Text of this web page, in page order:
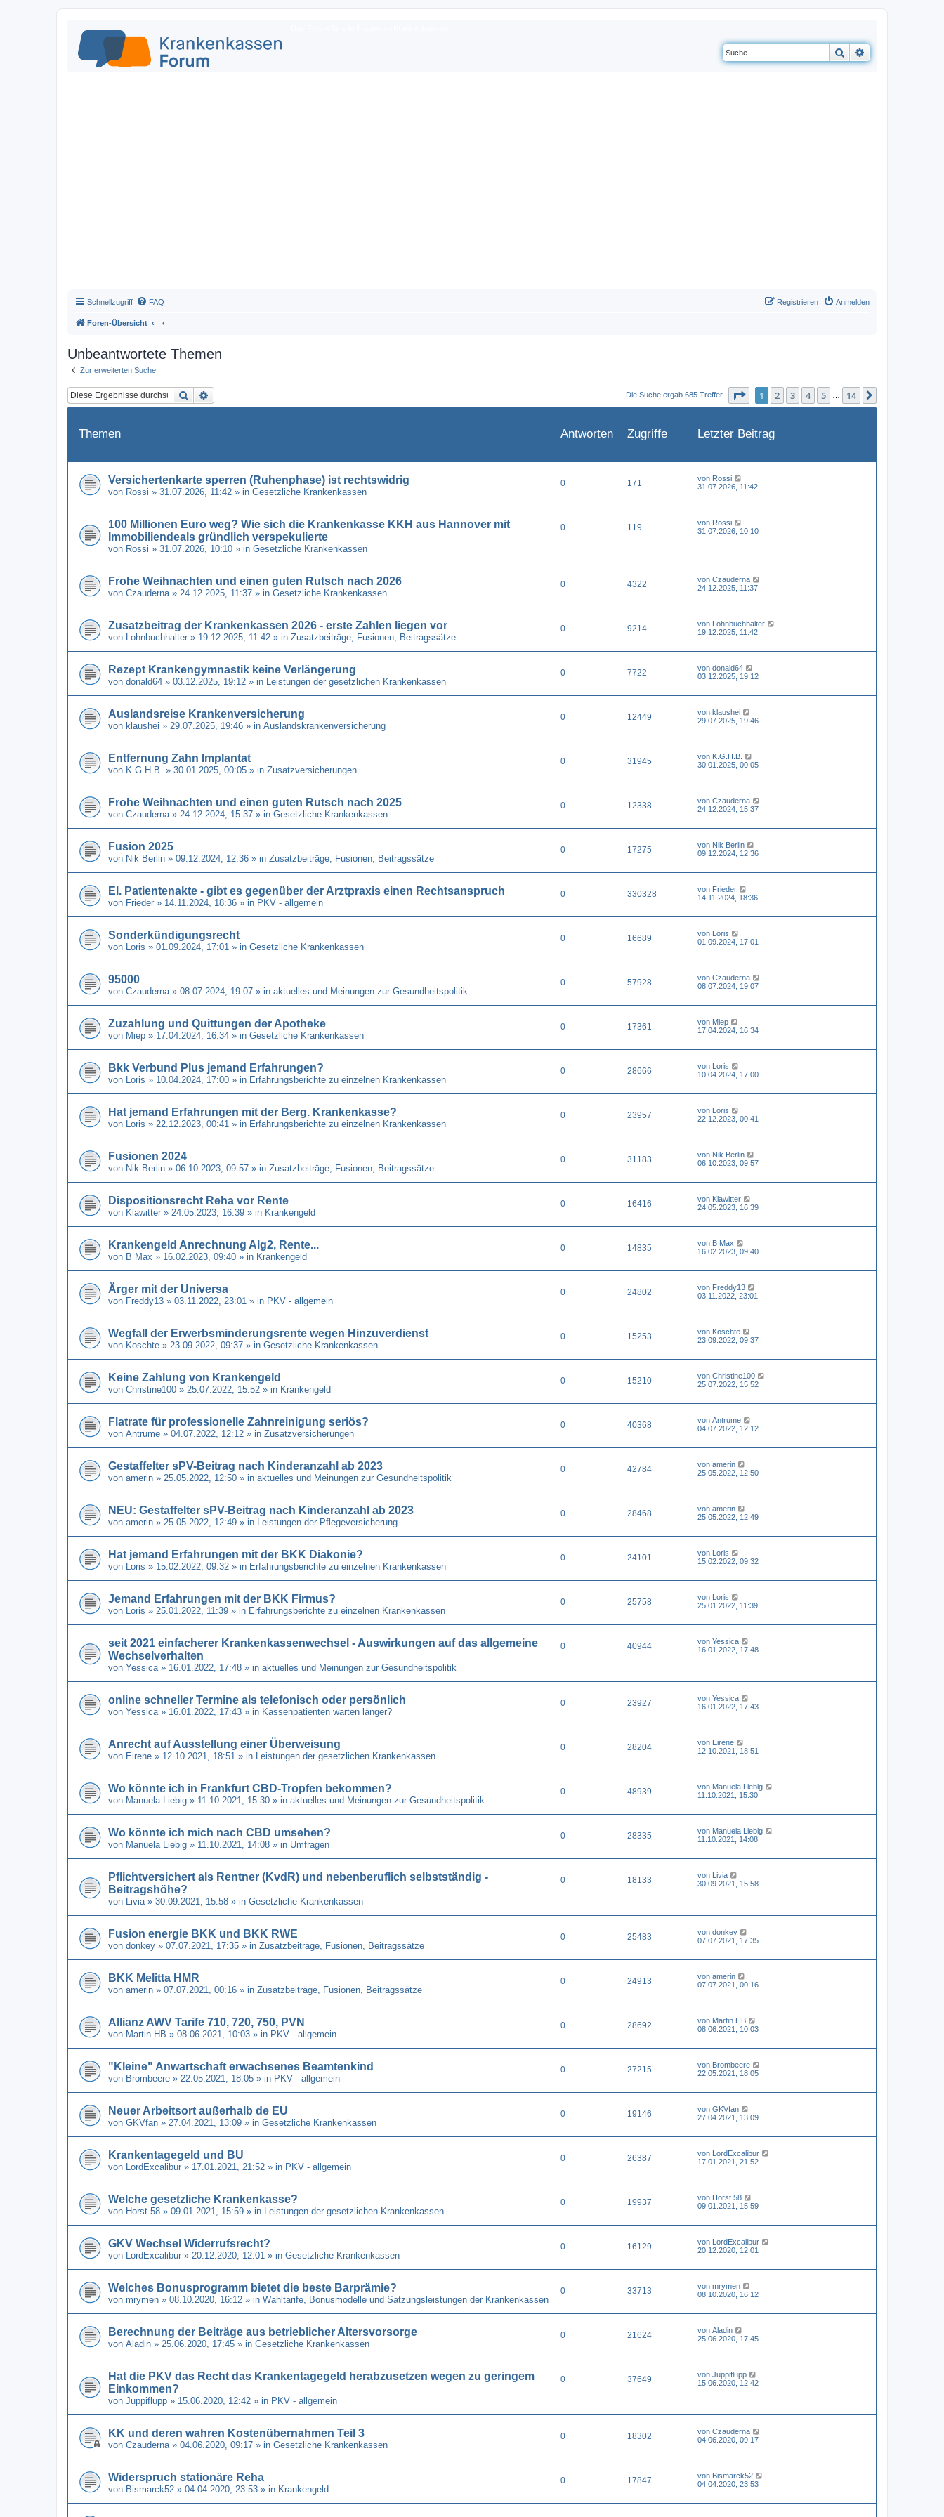
Suche
Schnellzugriff FAQ Anmelden
Registrieren
Foren-Übersicht
Unbeantwortete Themen
Zur erweiterten Suche
Suche Die Suche ergab 685 Treffer Seite von14
1 2 3 4 5 14
Themen Antworten Zugriffe Letzter Beitrag
Versichertenkarte sperren (Ruhenphase) ist rechtswidrig
von Rossi » 31.07.2026, 11:42 » in Gesetzliche Krankenkassen
0 171 von Rossi
31.07.2026, 11:42
100 Millionen Euro weg? Wie sich die Krankenkasse KKH aus Hannover mit
Immobiliendeals gründlich verspekulierte
von Rossi » 31.07.2026, 10:10 » in Gesetzliche Krankenkassen
0 119 von Rossi
31.07.2026, 10:10
Frohe Weihnachten und einen guten Rutsch nach 2026
von Czauderna » 24.12.2025, 11:37 » in Gesetzliche Krankenkassen
0 4322 von Czauderna
24.12.2025, 11:37
Zusatzbeitrag der Krankenkassen 2026 - erste Zahlen liegen vor
von Lohnbuchhalter » 19.12.2025, 11:42 » in Zusatzbeiträge, Fusionen, Beitragssätze
0 9214 von Lohnbuchhalter
19.12.2025, 11:42
Rezept Krankengymnastik keine Verlängerung
von donald64 » 03.12.2025, 19:12 » in Leistungen der gesetzlichen Krankenkassen
0 7722 von donald64
03.12.2025, 19:12
Auslandsreise Krankenversicherung
von klaushei » 29.07.2025, 19:46 » in Auslandskrankenversicherung
0 12449 von klaushei
29.07.2025, 19:46
Entfernung Zahn Implantat
von K.G.H.B. » 30.01.2025, 00:05 » in Zusatzversicherungen
0 31945 von K.G.H.B.
30.01.2025, 00:05
Frohe Weihnachten und einen guten Rutsch nach 2025
von Czauderna » 24.12.2024, 15:37 » in Gesetzliche Krankenkassen
0 12338 von Czauderna
24.12.2024, 15:37
Fusion 2025
von Nik Berlin » 09.12.2024, 12:36 » in Zusatzbeiträge, Fusionen, Beitragssätze
0 17275 von Nik Berlin
09.12.2024, 12:36
El. Patientenakte - gibt es gegenüber der Arztpraxis einen Rechtsanspruch
von Frieder » 14.11.2024, 18:36 » in PKV - allgemein
0 330328 von Frieder
14.11.2024, 18:36
Sonderkündigungsrecht
von Loris » 01.09.2024, 17:01 » in Gesetzliche Krankenkassen
0 16689 von Loris
01.09.2024, 17:01
95000
von Czauderna » 08.07.2024, 19:07 » in aktuelles und Meinungen zur Gesundheitspolitik
0 57928 von Czauderna
08.07.2024, 19:07
Zuzahlung und Quittungen der Apotheke
von Miep » 17.04.2024, 16:34 » in Gesetzliche Krankenkassen
0 17361 von Miep
17.04.2024, 16:34
Bkk Verbund Plus jemand Erfahrungen?
von Loris » 10.04.2024, 17:00 » in Erfahrungsberichte zu einzelnen Krankenkassen
0 28666 von Loris
10.04.2024, 17:00
Hat jemand Erfahrungen mit der Berg. Krankenkasse?
von Loris » 22.12.2023, 00:41 » in Erfahrungsberichte zu einzelnen Krankenkassen
0 23957 von Loris
22.12.2023, 00:41
Fusionen 2024
von Nik Berlin » 06.10.2023, 09:57 » in Zusatzbeiträge, Fusionen, Beitragssätze
0 31183 von Nik Berlin
06.10.2023, 09:57
Dispositionsrecht Reha vor Rente
von Klawitter » 24.05.2023, 16:39 » in Krankengeld
0 16416 von Klawitter
24.05.2023, 16:39
Krankengeld Anrechnung Alg2, Rente...
von B Max » 16.02.2023, 09:40 » in Krankengeld
0 14835 von B Max
16.02.2023, 09:40
Ärger mit der Universa
von Freddy13 » 03.11.2022, 23:01 » in PKV - allgemein
0 24802 von Freddy13
03.11.2022, 23:01
Wegfall der Erwerbsminderungsrente wegen Hinzuverdienst
von Koschte » 23.09.2022, 09:37 » in Gesetzliche Krankenkassen
0 15253 von Koschte
23.09.2022, 09:37
Keine Zahlung von Krankengeld
von Christine100 » 25.07.2022, 15:52 » in Krankengeld
0 15210 von Christine100
25.07.2022, 15:52
Flatrate für professionelle Zahnreinigung seriös?
von Antrume » 04.07.2022, 12:12 » in Zusatzversicherungen
0 40368 von Antrume
04.07.2022, 12:12
Gestaffelter sPV-Beitrag nach Kinderanzahl ab 2023
von amerin » 25.05.2022, 12:50 » in aktuelles und Meinungen zur Gesundheitspolitik
0 42784 von amerin
25.05.2022, 12:50
NEU: Gestaffelter sPV-Beitrag nach Kinderanzahl ab 2023
von amerin » 25.05.2022, 12:49 » in Leistungen der Pflegeversicherung
0 28468 von amerin
25.05.2022, 12:49
Hat jemand Erfahrungen mit der BKK Diakonie?
von Loris » 15.02.2022, 09:32 » in Erfahrungsberichte zu einzelnen Krankenkassen
0 24101 von Loris
15.02.2022, 09:32
Jemand Erfahrungen mit der BKK Firmus?
von Loris » 25.01.2022, 11:39 » in Erfahrungsberichte zu einzelnen Krankenkassen
0 25758 von Loris
25.01.2022, 11:39
seit 2021 einfacherer Krankenkassenwechsel - Auswirkungen auf das allgemeine
Wechselverhalten
von Yessica » 16.01.2022, 17:48 » in aktuelles und Meinungen zur Gesundheitspolitik
0 40944 von Yessica
16.01.2022, 17:48
online schneller Termine als telefonisch oder persönlich
von Yessica » 16.01.2022, 17:43 » in Kassenpatienten warten länger?
0 23927 von Yessica
16.01.2022, 17:43
Anrecht auf Ausstellung einer Überweisung
von Eirene » 12.10.2021, 18:51 » in Leistungen der gesetzlichen Krankenkassen
0 28204 von Eirene
12.10.2021, 18:51
Wo könnte ich in Frankfurt CBD-Tropfen bekommen?
von Manuela Liebig » 11.10.2021, 15:30 » in aktuelles und Meinungen zur Gesundheitspolitik
0 48939 von Manuela Liebig
11.10.2021, 15:30
Wo könnte ich mich nach CBD umsehen?
von Manuela Liebig » 11.10.2021, 14:08 » in Umfragen
0 28335 von Manuela Liebig
11.10.2021, 14:08
Pflichtversichert als Rentner (KvdR) und nebenberuflich selbstständig -
Beitragshöhe?
von Livia » 30.09.2021, 15:58 » in Gesetzliche Krankenkassen
0 18133 von Livia
30.09.2021, 15:58
Fusion energie BKK und BKK RWE
von donkey » 07.07.2021, 17:35 » in Zusatzbeiträge, Fusionen, Beitragssätze
0 25483 von donkey
07.07.2021, 17:35
BKK Melitta HMR
von amerin » 07.07.2021, 00:16 » in Zusatzbeiträge, Fusionen, Beitragssätze
0 24913 von amerin
07.07.2021, 00:16
Allianz AWV Tarife 710, 720, 750, PVN
von Martin HB » 08.06.2021, 10:03 » in PKV - allgemein
0 28692 von Martin HB
08.06.2021, 10:03
"Kleine" Anwartschaft erwachsenes Beamtenkind
von Brombeere » 22.05.2021, 18:05 » in PKV - allgemein
0 27215 von Brombeere
22.05.2021, 18:05
Neuer Arbeitsort außerhalb de EU
von GKVfan » 27.04.2021, 13:09 » in Gesetzliche Krankenkassen
0 19146 von GKVfan
27.04.2021, 13:09
Krankentagegeld und BU
von LordExcalibur » 17.01.2021, 21:52 » in PKV - allgemein
0 26387 von LordExcalibur
17.01.2021, 21:52
Welche gesetzliche Krankenkasse?
von Horst 58 » 09.01.2021, 15:59 » in Leistungen der gesetzlichen Krankenkassen
0 19937 von Horst 58
09.01.2021, 15:59
GKV Wechsel Widerrufsrecht?
von LordExcalibur » 20.12.2020, 12:01 » in Gesetzliche Krankenkassen
0 16129 von LordExcalibur
20.12.2020, 12:01
Welches Bonusprogramm bietet die beste Barprämie?
von mrymen » 08.10.2020, 16:12 » in Wahltarife, Bonusmodelle und Satzungsleistungen der Krankenkassen
0 33713 von mrymen
08.10.2020, 16:12
Berechnung der Beiträge aus betrieblicher Altersvorsorge
von Aladin » 25.06.2020, 17:45 » in Gesetzliche Krankenkassen
0 21624 von Aladin
25.06.2020, 17:45
Hat die PKV das Recht das Krankentagegeld herabzusetzen wegen zu geringem
Einkommen?
von Juppiflupp » 15.06.2020, 12:42 » in PKV - allgemein
0 37649 von Juppiflupp
15.06.2020, 12:42
KK und deren wahren Kostenübernahmen Teil 3
von Czauderna » 04.06.2020, 09:17 » in Gesetzliche Krankenkassen
0 18302 von Czauderna
04.06.2020, 09:17
Widerspruch stationäre Reha
von Bismarck52 » 04.04.2020, 23:53 » in Krankengeld
0 17847 von Bismarck52
04.04.2020, 23:53